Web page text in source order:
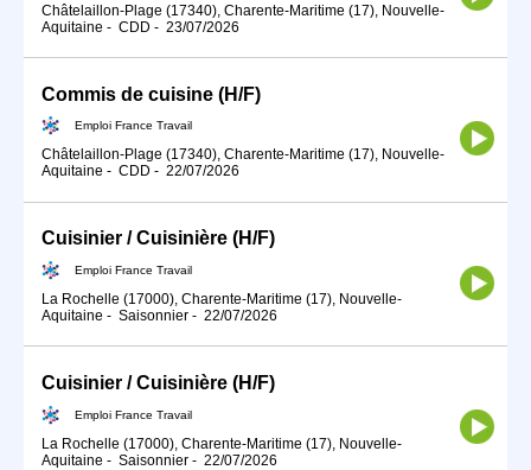
Châtelaillon-Plage (17340), Charente-Maritime (17), Nouvelle-
Aquitaine - CDD - 23/07/2026
Commis de cuisine (H/F)
Emploi France Travail
Châtelaillon-Plage (17340), Charente-Maritime (17), Nouvelle-
Aquitaine - CDD - 22/07/2026
Cuisinier / Cuisinière (H/F)
Emploi France Travail
La Rochelle (17000), Charente-Maritime (17), Nouvelle-
Aquitaine - Saisonnier - 22/07/2026
Cuisinier / Cuisinière (H/F)
Emploi France Travail
La Rochelle (17000), Charente-Maritime (17), Nouvelle-
Aquitaine - Saisonnier - 22/07/2026